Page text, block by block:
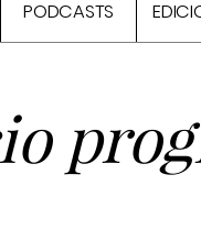
PODCASTS